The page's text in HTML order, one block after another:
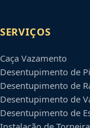
SERVIÇOS
Caça Vazamento
Desentupimento de
Desentupimento de
Desentupimento de
Desentupimento de